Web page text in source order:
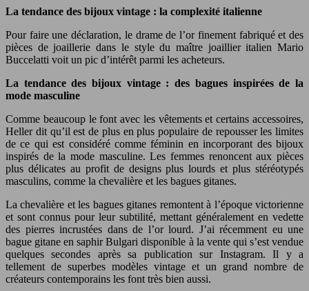
La tendance des bijoux vintage : la complexité italienne
Pour faire une déclaration, le drame de l’or finement fabriqué et des
pièces de joaillerie dans le style du maître joaillier italien Mario
Buccelatti voit un pic d’intérêt parmi les acheteurs.
La tendance des bijoux vintage : des bagues inspirées de la
mode masculine
Comme beaucoup le font avec les vêtements et certains accessoires,
Heller dit qu’il est de plus en plus populaire de repousser les limites
de ce qui est considéré comme féminin en incorporant des bijoux
inspirés de la mode masculine. Les femmes renoncent aux pièces
plus délicates au profit de designs plus lourds et plus stéréotypés
masculins, comme la chevalière et les bagues gitanes.
La chevalière et les bagues gitanes remontent à l’époque victorienne
et sont connus pour leur subtilité, mettant généralement en vedette
des pierres incrustées dans de l’or lourd. J’ai récemment eu une
bague gitane en saphir Bulgari disponible à la vente qui s’est vendue
quelques secondes après sa publication sur Instagram. Il y a
tellement de superbes modèles vintage et un grand nombre de
créateurs contemporains les font très bien aussi.